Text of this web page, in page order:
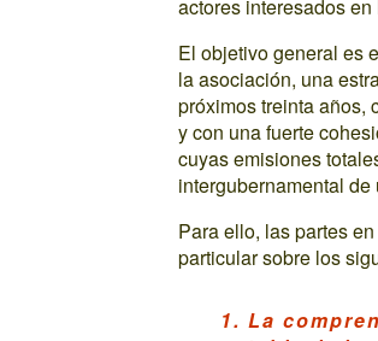
actores interesados
El objetivo general es
la asociación, una
próximos treinta años,
y con una fuerte
cuyas emisiones
intergubernamental
Para ello, las partes
particular sobre los
1. La